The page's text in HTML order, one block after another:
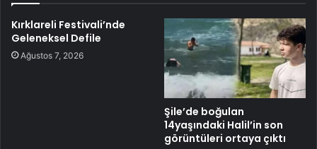
Kırklareli Festivali’nde
Geleneksel Defile
Ağustos 7, 2026
Şile’de boğulan
14yaşındaki Halil’in son
görüntüleri ortaya çıktı